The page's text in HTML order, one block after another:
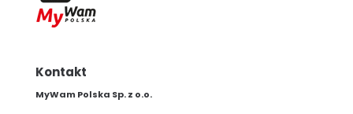
Kontakt
MyWam Polska Sp. z o.o.